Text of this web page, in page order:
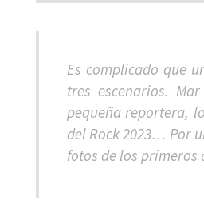
Es complicado que
tres escenarios.
pequeña reportera,
del Rock 2023… Por
fotos de los primeros